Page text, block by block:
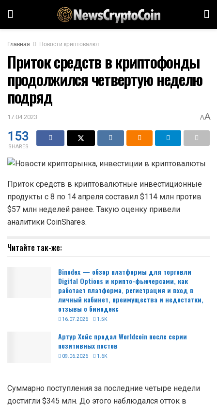
Главная Новости криптовалют
Приток средств в криптофонды
продолжился четвертую неделю
подряд
17.04.2023 AA
153
SHARES
Приток средств в криптовалютные инвестиционные
продукты с 8 по 14 апреля составил $114 млн против
$57 млн неделей ранее. Такую оценку привели
аналитики CoinShares.
Читайте так-же:
Binodex — обзор платформы для торговли
Digital Options и крипто-фьючерсами, как
работает платформа, регистрация и вход в
личный кабинет, преимущества и недостатки,
отзывы о бинодекс
16.07.2026 1.5K
Артур Хейс продал Worldcoin после серии
позитивных постов
09.06.2026 1.6K
Суммарно поступления за последние четыре недели
достигли $345 млн. До этого наблюдался отток в